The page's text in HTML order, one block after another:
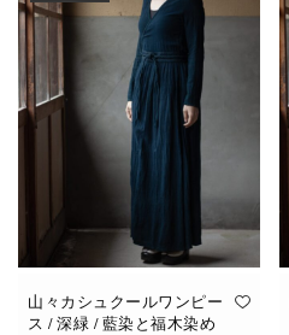
山々カシュクールワンピー
ス / 深緑 / 藍染と福木染め